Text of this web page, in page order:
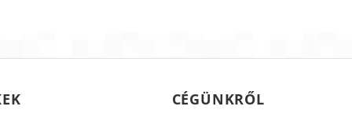
CÉGÜNKRŐL